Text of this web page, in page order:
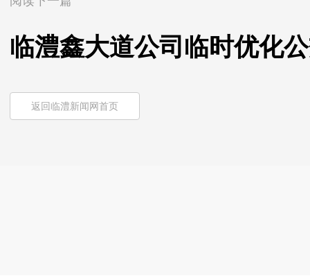
临澧鑫大道公司临时优化
返回临澧新闻网首页